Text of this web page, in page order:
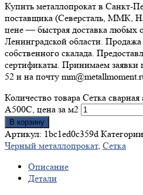
Купить металлопрокат в Санкт-
поставщика (Северсталь, ММК,
цене — быстрая доставка любых
Ленинградской области. Продажа
собственного скалада.
сертификаты. Принимаем заявки
52 и на почту
Количество товара Сетка
А500С, цена за м2
В корзину
Артикул: 1bc1ed0c359d
Черный металлопрокат, Сетка
Описание
Детали